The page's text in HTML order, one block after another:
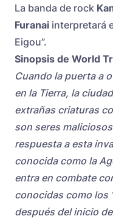
La banda de rock
Furanai interpretará
Eigou”.
Sinopsis de World
Cuando la puerta a
en la Tierra, la
extrañas criaturas
son seres
respuesta a esta
conocida como la
entra en combate
conocidas como los
después del inicio